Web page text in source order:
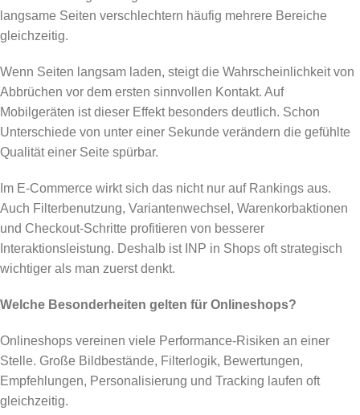
langsame Seiten verschlechtern häufig mehrere Bereiche
gleichzeitig.
Wenn Seiten langsam laden, steigt die Wahrscheinlichkeit von
Abbrüchen vor dem ersten sinnvollen Kontakt. Auf
Mobilgeräten ist dieser Effekt besonders deutlich. Schon
Unterschiede von unter einer Sekunde verändern die gefühlte
Qualität einer Seite spürbar.
Im E-Commerce wirkt sich das nicht nur auf Rankings aus.
Auch Filterbenutzung, Variantenwechsel, Warenkorbaktionen
und Checkout-Schritte profitieren von besserer
Interaktionsleistung. Deshalb ist INP in Shops oft strategisch
wichtiger als man zuerst denkt.
Welche Besonderheiten gelten für Onlineshops?
Onlineshops vereinen viele Performance-Risiken an einer
Stelle. Große Bildbestände, Filterlogik, Bewertungen,
Empfehlungen, Personalisierung und Tracking laufen oft
gleichzeitig.